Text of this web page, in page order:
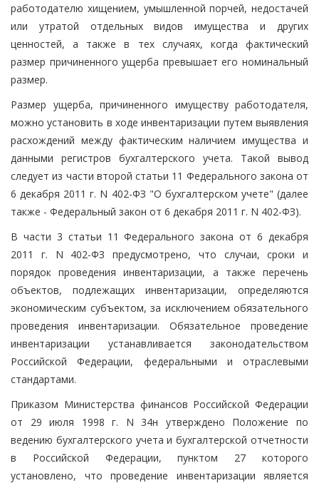
работодателю хищением, умышленной порчей, недостачей
или утратой отдельных видов имущества и других
ценностей, а также в тех случаях, когда фактический
размер причиненного ущерба превышает его номинальный
размер.
Размер ущерба, причиненного имуществу работодателя,
можно установить в ходе инвентаризации путем выявления
расхождений между фактическим наличием имущества и
данными регистров бухгалтерского учета. Такой вывод
следует из части второй статьи 11 Федерального закона от
6 декабря 2011 г. N 402-ФЗ "О бухгалтерском учете" (далее
также - Федеральный закон от 6 декабря 2011 г. N 402-ФЗ).
В части 3 статьи 11 Федерального закона от 6 декабря
2011 г. N 402-ФЗ предусмотрено, что случаи, сроки и
порядок проведения инвентаризации, а также перечень
объектов, подлежащих инвентаризации, определяются
экономическим субъектом, за исключением обязательного
проведения инвентаризации. Обязательное проведение
инвентаризации устанавливается законодательством
Российской Федерации, федеральными и отраслевыми
стандартами.
Приказом Министерства финансов Российской Федерации
от 29 июля 1998 г. N 34н утверждено Положение по
ведению бухгалтерского учета и бухгалтерской отчетности
в Российской Федерации, пунктом 27 которого
установлено, что проведение инвентаризации является